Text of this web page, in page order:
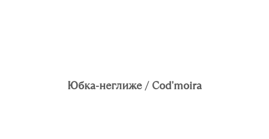
Юбка-неглиже / Cod'moira